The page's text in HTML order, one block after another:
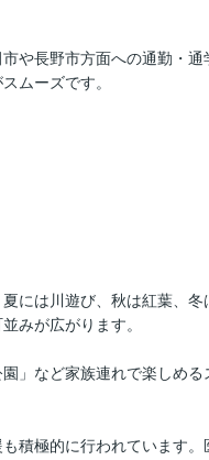
や長野市方面への通勤・
ムーズです。
には川遊び、秋は紅葉、
みが広がります。
」など家族連れで楽しめ
積極的に行われています